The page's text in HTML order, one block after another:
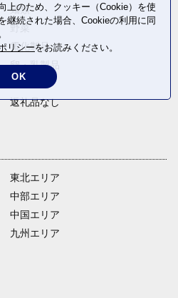
麺類
野菜
電化製品
卵・乳製品
米・穀物
返礼品なし
東北エリア
中部エリア
中国エリア
九州エリア
上のため、クッキー（Cookie）を使
継続された場合、Cookieの利用に同
リシーをお読みください。
OK